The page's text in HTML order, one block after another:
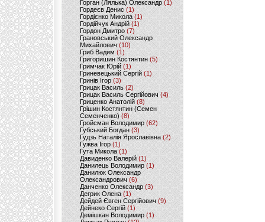
Горган (Лялька) Олександр(1)
Гордеєв Денис (1)
Гордієнко Микола (1)
Гордійчук Андрій (1)
Гордон Дмитро (7)
Грановський Олександр
Михайлович (10)
Гриб Вадим (1)
Григоришин Костянтин (5)
Гримчак Юрій(1)
Гриневецький Сергій(1)
Гринів Ігор (3)
Грицак Василь (2)
Грицак Василь Сергійович (4)
Гриценко Анатолій (8)
Грішин Костянтин (Семен
Семенченко)(8)
Гройсман Володимир(62)
Губський Богдан (3)
Гудзь Наталія Ярославівна(2)
Гужва Ігор (1)
Гута Микола (1)
Давиденко Валерій (1)
Данилець Володимир(1)
Данилюк Олександр
Олександрович (6)
Данченко Олександр (3)
Дегрик Олена(1)
Дейдей Євген Сергійович(9)
Дейнеко Сергій (1)
Демішкан Володимир(1)